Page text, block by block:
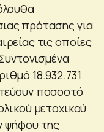
πρότασης για
τις οποίες
18.932.731
ποσοστό
μετοχικού
ψήφου της